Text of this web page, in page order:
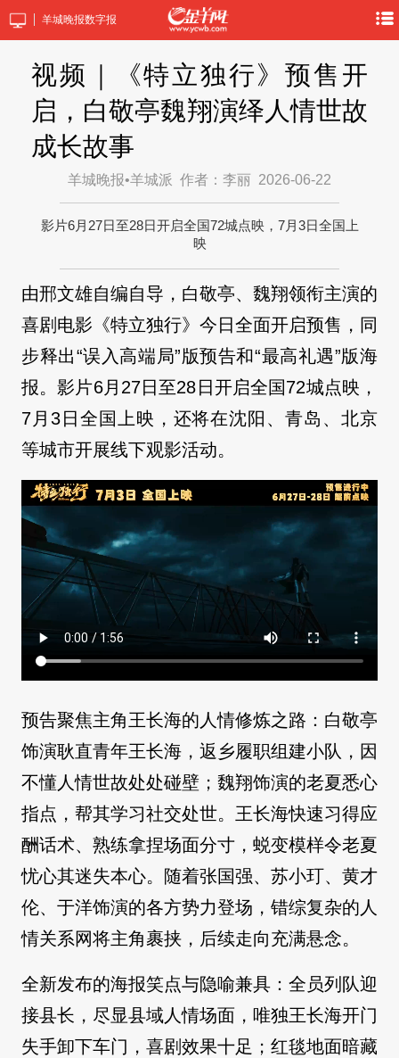
羊城晚报数字报
视频｜《特立独行》预售开
启，白敬亭魏翔演绎人情世故
成长故事
羊城晚报•羊城派 作者：李丽 2026-06-22
影片6月27日至28日开启全国72城点映，7月3日全国上
映
由邢文雄自编自导，白敬亭、魏翔领衔主演的
喜剧电影《特立独行》今日全面开启预售，同
步释出“误入高端局”版预告和“最高礼遇”版海
报。影片6月27日至28日开启全国72城点映，
7月3日全国上映，还将在沈阳、青岛、北京
等城市开展线下观影活动。
预告聚焦主角王长海的人情修炼之路：白敬亭
饰演耿直青年王长海，返乡履职组建小队，因
不懂人情世故处处碰壁；魏翔饰演的老夏悉心
指点，帮其学习社交处世。王长海快速习得应
酬话术、熟练拿捏场面分寸，蜕变模样令老夏
忧心其迷失本心。随着张国强、苏小玎、黄才
伦、于洋饰演的各方势力登场，错综复杂的人
情关系网将主角裹挟，后续走向充满悬念。
全新发布的海报笑点与隐喻兼具：全员列队迎
接县长，尽显县域人情场面，唯独王长海开门
失手卸下车门，喜剧效果十足；红毯地面暗藏